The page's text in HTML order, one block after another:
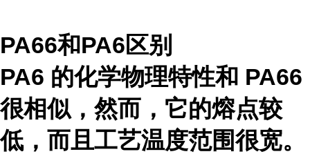
PA66和PA6区别
PA6 的化学物理特性和 PA66
很相似，然而，它的熔点较
低，而且工艺温度范围很宽。